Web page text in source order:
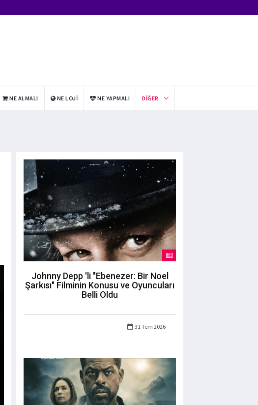
NE ALMALI NE LOJI NE YAPMALI DIĞER
Johnny Depp 'li "Ebenezer: Bir Noel
Şarkısı" Filminin Konusu ve Oyuncuları
Belli Oldu
31 Tem 2026